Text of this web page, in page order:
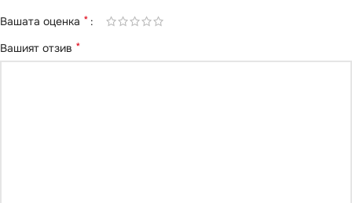
Вашата оценка *
Вашият отзив *